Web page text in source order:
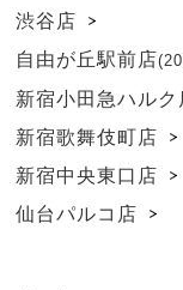
渋谷店
自由が丘駅前店
新宿小田急ハルク
新宿歌舞伎町店
新宿中央東口店
仙台パルコ店